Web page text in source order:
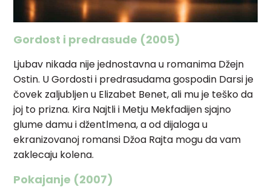
Gordost i predrasude (2005)
Ljubav nikada nije jednostavna u romanima Džejn
Ostin. U Gordosti i predrasudama gospodin Darsi je
čovek zaljubljen u Elizabet Benet, ali mu je teško da
joj to prizna. Kira Najtli i Metju Mekfadijen sjajno
glume damu i džentlmena, a od dijaloga u
ekranizovanoj romansi Džoa Rajta mogu da vam
zaklecaju kolena.
Pokajanje (2007)